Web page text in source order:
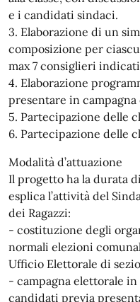
e i candidati sindaci.
3. Elaborazione di un
composizione per
max 7 consiglieri
4. Elaborazione
presentare in campagna
5. Partecipazione delle
6. Partecipazione delle
Modalità d’attuazione
Il progetto ha la durata
esplica l’attività del
dei Ragazzi:
- costituzione degli
normali elezioni
Ufficio Elettorale di
- campagna elettorale
candidati previa